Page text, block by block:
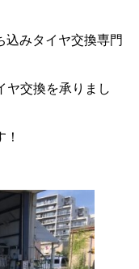
込みタイヤ交換専門
ヤ交換を承りまし